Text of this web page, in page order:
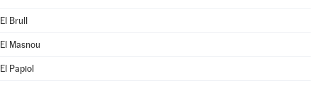
El Brull
El Masnou
El Papiol